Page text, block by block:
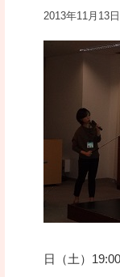
2013年11月13日
日（土）